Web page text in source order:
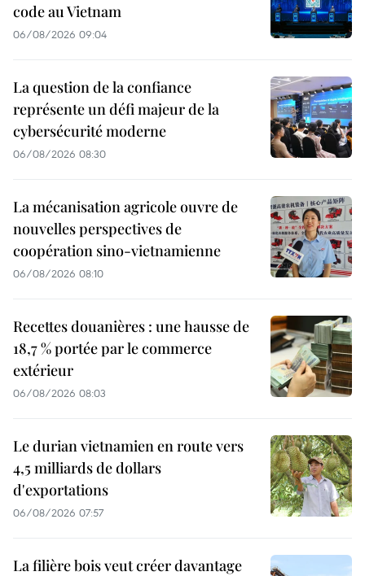
code au Vietnam
06/08/2026 09:04
La question de la confiance
représente un défi majeur de la
cybersécurité moderne
06/08/2026 08:30
La mécanisation agricole ouvre de
nouvelles perspectives de
coopération sino-vietnamienne
06/08/2026 08:10
Recettes douanières : une hausse de
18,7 % portée par le commerce
extérieur
06/08/2026 08:03
Le durian vietnamien en route vers
4,5 milliards de dollars
d'exportations
06/08/2026 07:57
La filière bois veut créer davantage